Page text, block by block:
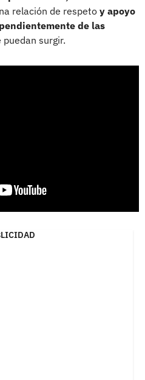
relación de respeto y apoyo
de las
puedan surgir.